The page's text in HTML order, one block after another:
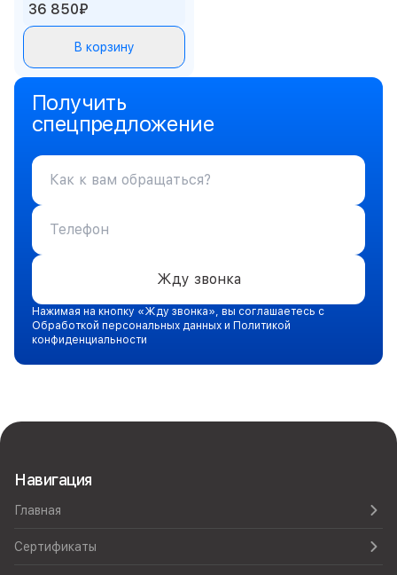
36 850₽
В корзину
Получить
спецпредложение
Жду звонка
Нажимая на кнопку «Жду звонка», вы соглашаетесь с
Обработкой персональных данных и Политикой
конфиденциальности
Навигация
Главная
Сертификаты